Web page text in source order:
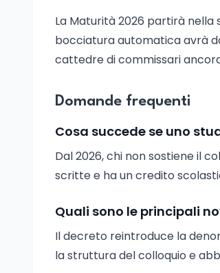
La Maturità 2026 partirà
bocciatura automatica avrà
cattedre di commissari
Domande frequenti
Cosa succede se uno
Dal 2026, chi non sostiene il
scritte e ha un credito
Quali sono le principali
Il decreto reintroduce la
la struttura del colloquio e